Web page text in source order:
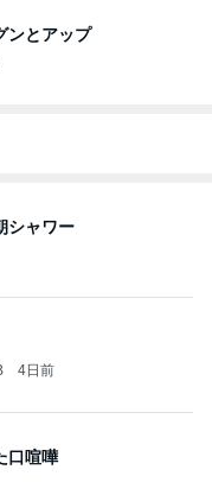
ンとアップ
シャワー
4日前
口喧嘩